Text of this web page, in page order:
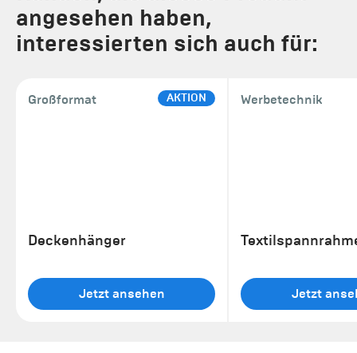
angesehen haben,
interessierten sich auch für:
Großformat AKTION
Deckenhänger
Jetzt ansehen
Werbetechnik
Jetzt